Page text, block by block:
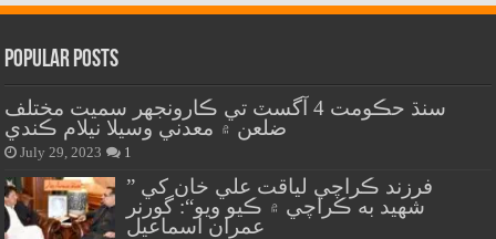
Popular Posts
سنڌ حڪومت 4 آگسٽ تي ڪارونجهر سميت مختلف
ضلعن ۾ معدني وسيلا نيلام ڪندي
July 29, 2023 1
” فرزند ڪراچي لياقت علي خان کي
شهيد به ڪراچي ۾ ڪيو ويو“: گورنر
عمران اسماعيل